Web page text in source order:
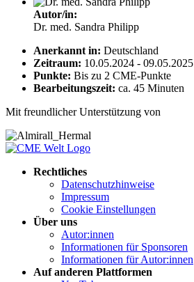
Autor/in:
Dr. med. Sandra Philipp
Anerkannt in: Deutschland
Zeitraum: 10.05.2024 - 09.05.2025
Punkte: Bis zu 2 CME-Punkte
Bearbeitungszeit: ca. 45 Minuten
Mit freundlicher Unterstützung von
Rechtliches
Datenschutzhinweise
Impressum
Cookie Einstellungen
Über uns
Autor:innen
Informationen für Sponsoren
Informationen für Autor:innen
Auf anderen Plattformen